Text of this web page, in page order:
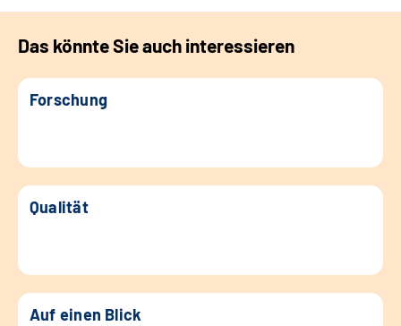
Das könnte Sie auch interessieren
Forschung
Qualität
Auf einen Blick